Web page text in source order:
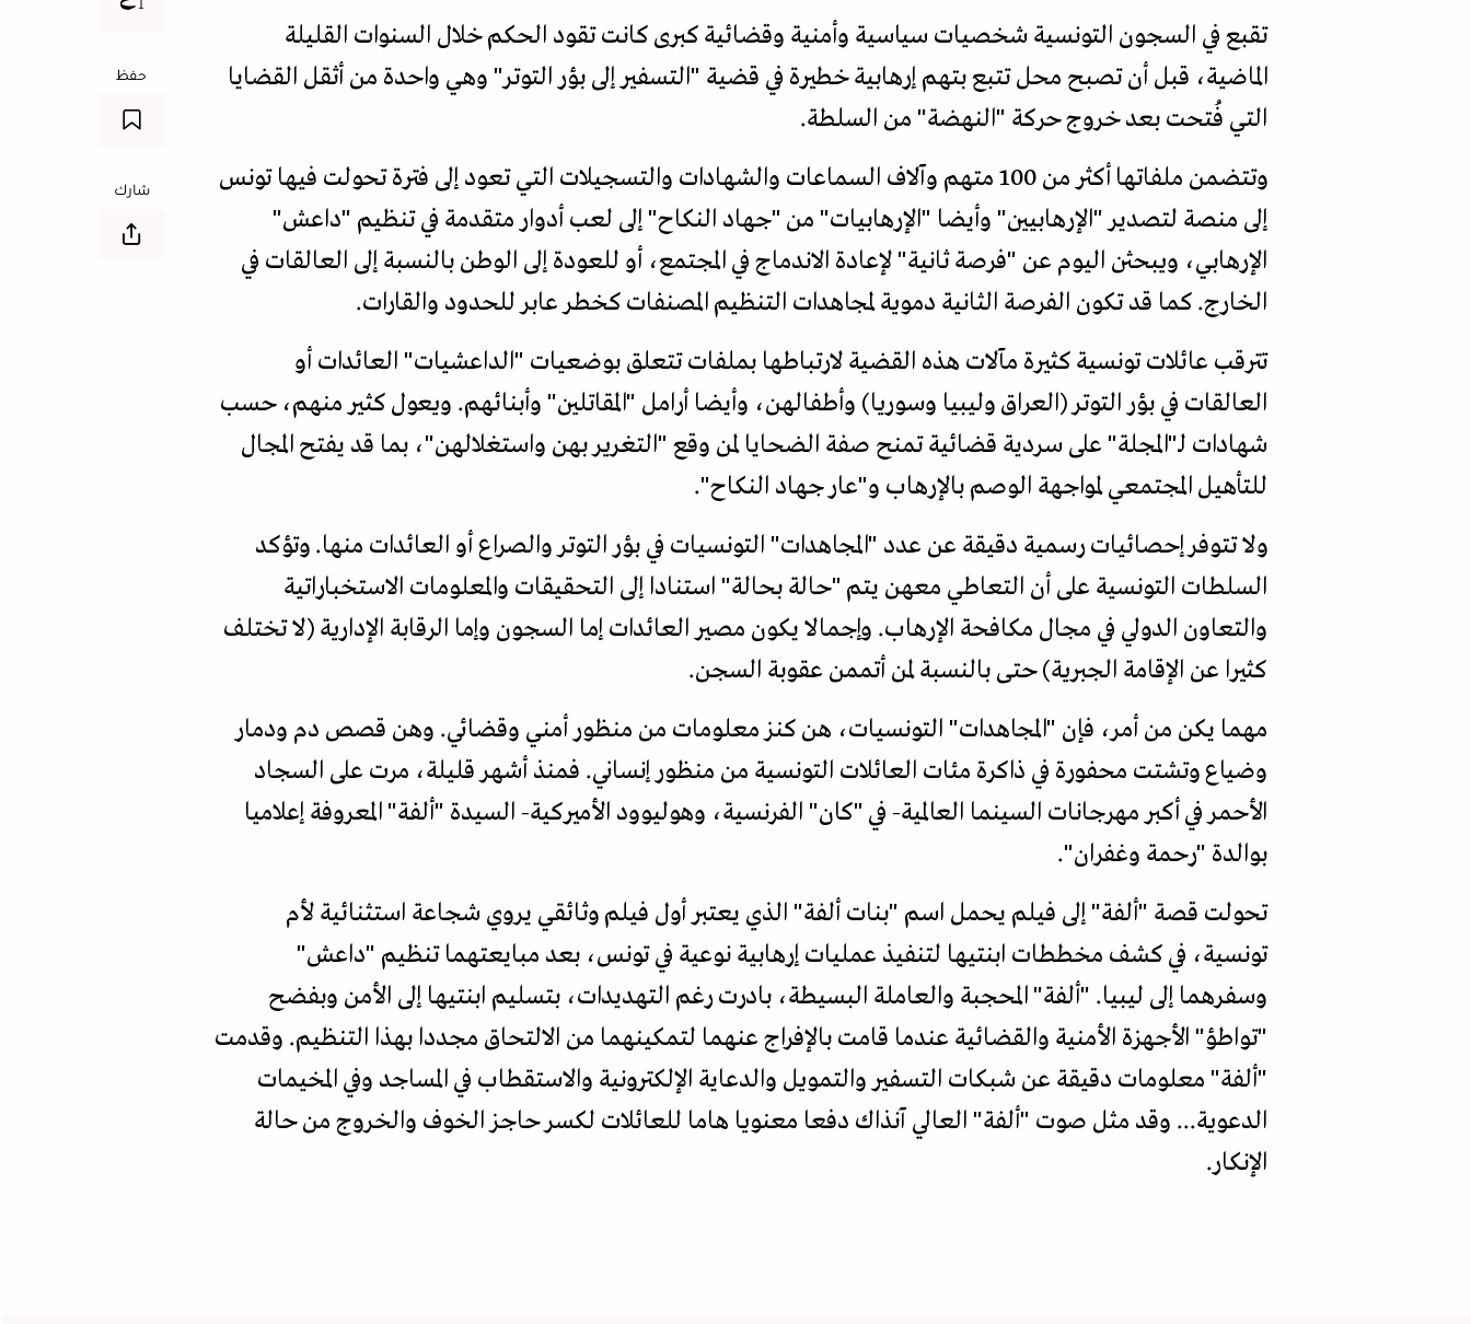
تقبع في السجون التونسية شخصيات سياسية وأمنية وقضائية كبرى كانت تقود الحكم خلال السنوات القليلة
الماضية، قبل أن تصبح محل تتبع بتهم إرهابية خطيرة في قضية "التسفير إلى بؤر التوتر" وهي واحدة من أثقل القضايا
التي فُتحت بعد خروج حركة "النهضة" من السلطة.
وتتضمن ملفاتها أكثر من 100 متهم وآلاف السماعات والشهادات والتسجيلات التي تعود إلى فترة تحولت فيها تونس
إلى منصة لتصدير "الإرهابيين" وأيضا "الإرهابيات" من "جهاد النكاح" إلى لعب أدوار متقدمة في تنظيم "داعش"
الإرهابي، ويبحثن اليوم عن "فرصة ثانية" لإعادة الاندماج في المجتمع، أو للعودة إلى الوطن بالنسبة إلى العالقات في
الخارج. كما قد تكون الفرصة الثانية دموية لمجاهدات التنظيم المصنفات كخطر عابر للحدود والقارات.
تترقب عائلات تونسية كثيرة مآلات هذه القضية لارتباطها بملفات تتعلق بوضعيات "الداعشيات" العائدات أو
العالقات في بؤر التوتر (العراق وليبيا وسوريا) وأطفالهن، وأيضا أرامل "المقاتلين" وأبنائهم. ويعول كثير منهم، حسب
شهادات لـ"المجلة" على سردية قضائية تمنح صفة الضحايا لمن وقع "التغرير بهن واستغلالهن"، بما قد يفتح المجال
للتأهيل المجتمعي لمواجهة الوصم بالإرهاب و"عار جهاد النكاح".
ولا تتوفر إحصائيات رسمية دقيقة عن عدد "المجاهدات" التونسيات في بؤر التوتر والصراع أو العائدات منها. وتؤكد
السلطات التونسية على أن التعاطي معهن يتم "حالة بحالة" استنادا إلى التحقيقات والمعلومات الاستخباراتية
والتعاون الدولي في مجال مكافحة الإرهاب. وإجمالا يكون مصير العائدات إما السجون وإما الرقابة الإدارية (لا تختلف
كثيرا عن الإقامة الجبرية) حتى بالنسبة لمن أتممن عقوبة السجن.
مهما يكن من أمر، فإن "المجاهدات" التونسيات، هن كنز معلومات من منظور أمني وقضائي. وهن قصص دم ودمار
وضياع وتشتت محفورة في ذاكرة مئات العائلات التونسية من منظور إنساني. فمنذ أشهر قليلة، مرت على السجاد
الأحمر في أكبر مهرجانات السينما العالمية- في "كان" الفرنسية، وهوليوود الأميركية- السيدة "ألفة" المعروفة إعلاميا
بوالدة "رحمة وغفران".
تحولت قصة "ألفة" إلى فيلم يحمل اسم "بنات ألفة" الذي يعتبر أول فيلم وثائقي يروي شجاعة استثنائية لأم
تونسية، في كشف مخططات ابنتيها لتنفيذ عمليات إرهابية نوعية في تونس، بعد مبايعتهما تنظيم "داعش"
وسفرهما إلى ليبيا. "ألفة" المحجبة والعاملة البسيطة، بادرت رغم التهديدات، بتسليم ابنتيها إلى الأمن وبفضح
"تواطؤ" الأجهزة الأمنية والقضائية عندما قامت بالإفراج عنهما لتمكينهما من الالتحاق مجددا بهذا التنظيم. وقدمت
"ألفة" معلومات دقيقة عن شبكات التسفير والتمويل والدعاية الإلكترونية والاستقطاب في المساجد وفي المخيمات
الدعوية... وقد مثل صوت "ألفة" العالي آنذاك دفعا معنويا هاما للعائلات لكسر حاجز الخوف والخروج من حالة
الإنكار.
حفظ
شارك